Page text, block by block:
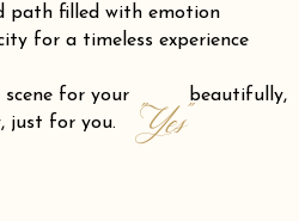
path filled with emotion
for a timeless experience
scene for your beautifully,
just for you.
"Yes"